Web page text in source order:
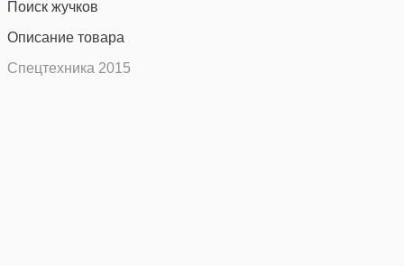
Поиск жучков
Описание товара
Спецтехника 2015